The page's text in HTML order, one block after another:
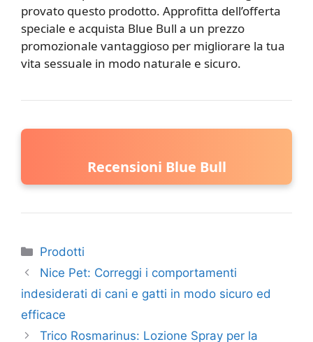
provato questo prodotto. Approfitta dell’offerta
speciale e acquista Blue Bull a un prezzo
promozionale vantaggioso per migliorare la tua
vita sessuale in modo naturale e sicuro.
Recensioni Blue Bull
Categorie
Prodotti
Nice Pet: Correggi i comportamenti
indesiderati di cani e gatti in modo sicuro ed
efficace
Trico Rosmarinus: Lozione Spray per la